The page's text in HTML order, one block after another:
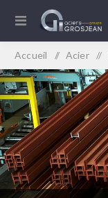
Accueil / Acier /